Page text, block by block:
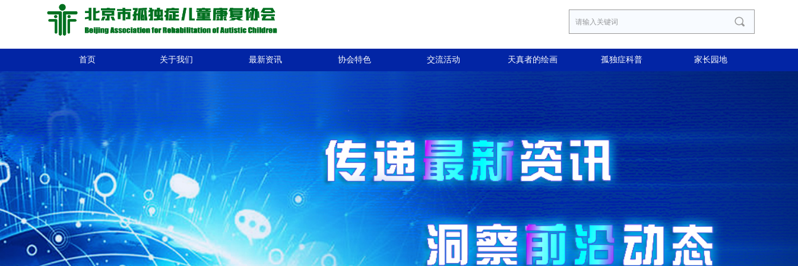
끠
首页 关于我们 最新资讯 协会特色 交流活动 天真者的绘画 孤独症科普 家长园地